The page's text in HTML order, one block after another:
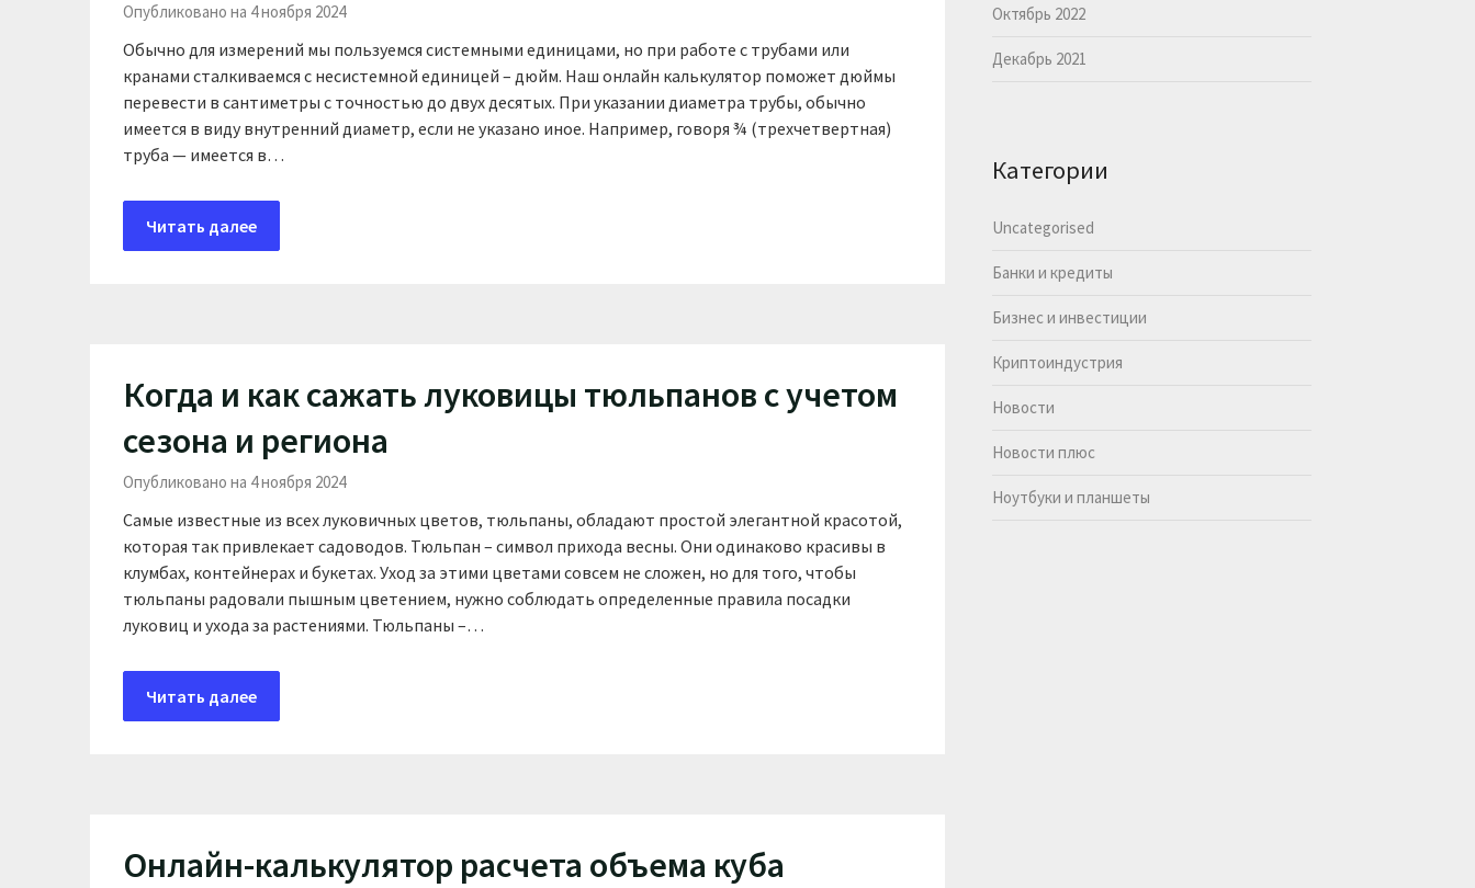
Опубликовано на 4 ноября 2024
Обычно для измерений мы пользуемся системными единицами, но при работе с трубами или
кранами сталкиваемся с несистемной единицей – дюйм. Наш онлайн калькулятор поможет дюймы
перевести в сантиметры с точностью до двух десятых. При указании диаметра трубы, обычно
имеется в виду внутренний диаметр, если не указано иное. Например, говоря ¾ (трехчетвертная)
труба — имеется в…
Читать далее
Когда и как сажать луковицы тюльпанов с учетом
сезона и региона
Опубликовано на 4 ноября 2024
Самые известные из всех луковичных цветов, тюльпаны, обладают простой элегантной красотой,
которая так привлекает садоводов. Тюльпан – символ прихода весны. Они одинаково красивы в
клумбах, контейнерах и букетах. Уход за этими цветами совсем не сложен, но для того, чтобы
тюльпаны радовали пышным цветением, нужно соблюдать определенные правила посадки
луковиц и ухода за растениями. Тюльпаны –…
Читать далее
Онлайн-калькулятор расчета объема куба
Октябрь 2022
Декабрь 2021
Категории
Uncategorised
Банки и кредиты
Бизнес и инвестиции
Криптоиндустрия
Новости
Новости плюс
Ноутбуки и планшеты